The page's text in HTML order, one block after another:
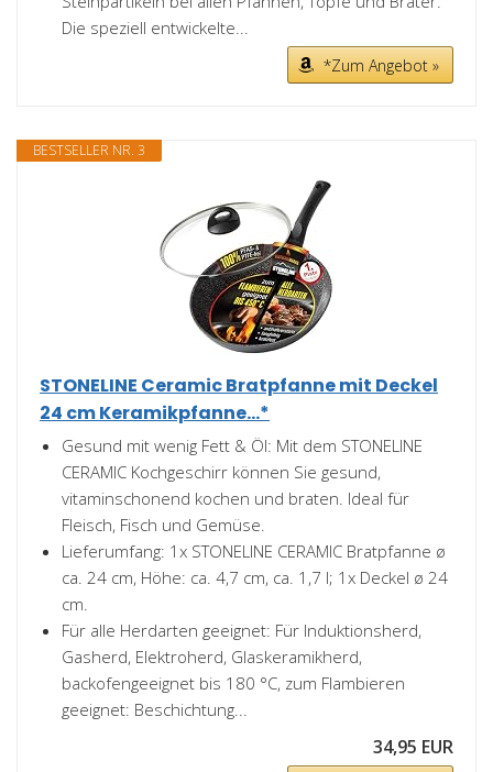
Die speziell entwickelte...
*Zum Angebot »
BESTSELLER NR. 3
STONELINE Ceramic Bratpfanne mit Deckel
24 cm Keramikpfanne...*
Gesund mit wenig Fett & Öl: Mit dem STONELINE
CERAMIC Kochgeschirr können Sie gesund,
vitaminschonend kochen und braten. Ideal für
Fleisch, Fisch und Gemüse.
Lieferumfang: 1x STONELINE CERAMIC Bratpfanne ø
ca. 24 cm, Höhe: ca. 4,7 cm, ca. 1,7 l; 1x Deckel ø 24
cm.
Für alle Herdarten geeignet: Für Induktionsherd,
Gasherd, Elektroherd, Glaskeramikherd,
backofengeeignet bis 180 °C, zum Flambieren
geeignet: Beschichtung...
34,95 EUR